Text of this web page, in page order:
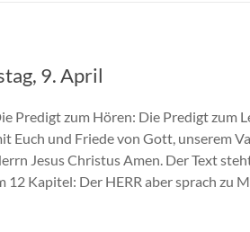
9. April
Predigt zum Hören: Die Predigt zum
Euch und Friede von Gott, unserem
Jesus Christus Amen. Der Text
12 Kapitel: Der HERR aber sprach zu